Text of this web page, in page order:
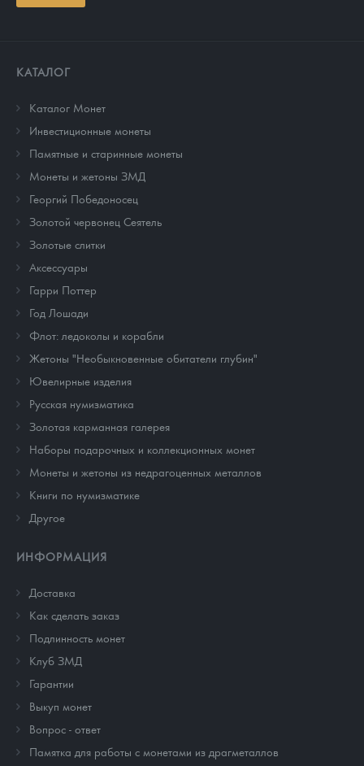
КАТАЛОГ
Каталог Монет
Инвестиционные монеты
Памятные и старинные монеты
Монеты и жетоны ЗМД
Георгий Победоносец
Золотой червонец Сеятель
Золотые слитки
Аксессуары
Гарри Поттер
Год Лошади
Флот: ледоколы и корабли
Жетоны "Необыкновенные обитатели глубин"
Ювелирные изделия
Русская нумизматика
Золотая карманная галерея
Наборы подарочных и коллекционных монет
Монеты и жетоны из недрагоценных металлов
Книги по нумизматике
Другое
ИНФОРМАЦИЯ
Доставка
Как сделать заказ
Подлинность монет
Клуб ЗМД
Гарантии
Выкуп монет
Вопрос - ответ
Памятка для работы с монетами из драгметаллов